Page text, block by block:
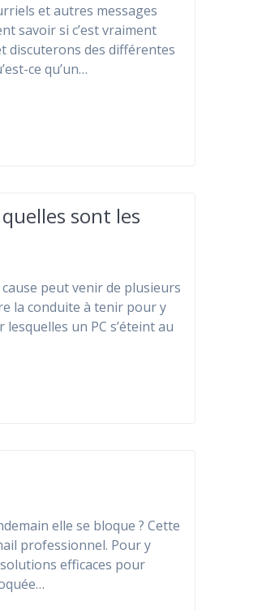
et autres messages
savoir si c’est vraiment
discuterons des différentes
ce qu’un…
sont les
peut venir de plusieurs
la conduite à tenir pour y
un PC s’éteint au
elle se bloque ? Cette
professionnel. Pour y
efficaces pour